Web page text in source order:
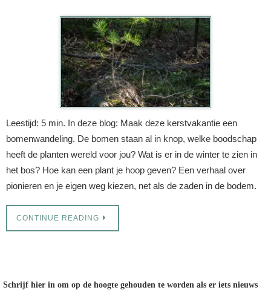
Leestijd: 5 min. In deze blog: Maak deze kerstvakantie een
bomenwandeling. De bomen staan al in knop, welke boodschap
heeft de planten wereld voor jou? Wat is er in de winter te zien in
het bos? Hoe kan een plant je hoop geven? Een verhaal over
pionieren en je eigen weg kiezen, net als de zaden in de bodem.
CONTINUE READING
Schrijf hier in om op de hoogte gehouden te worden als er iets nieuws